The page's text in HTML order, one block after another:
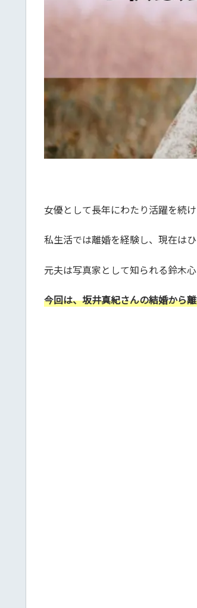
女優として長年にわたり活躍を続
私生活では離婚を経験し、現在は
元夫は写真家として知られる鈴木
今回は、坂井真紀さんの結婚から